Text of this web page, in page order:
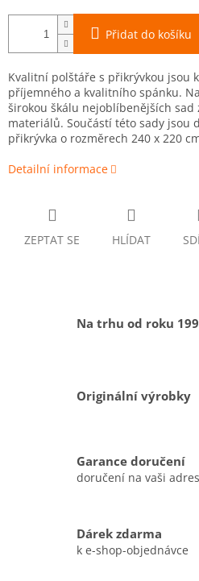
Přidat do košíku
Kvalitní polštáře s přikrývkou jsou
příjemného a kvalitního spánku.
širokou škálu nejoblíbenějších sad
materiálů. Součástí této sady jsou
přikrývka o rozměrech 240 x 220
Detailní informace
ZEPTAT SE HLÍDAT
Na trhu od roku
Originální výrobky
Garance doručení
doručení na vaši
Dárek zdarma
k e-shop-objednávce